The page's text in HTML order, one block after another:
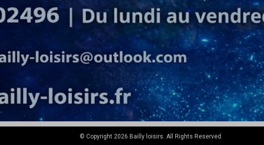
© Copyright 2026 Bailly loisirs. All Rights Reserved.